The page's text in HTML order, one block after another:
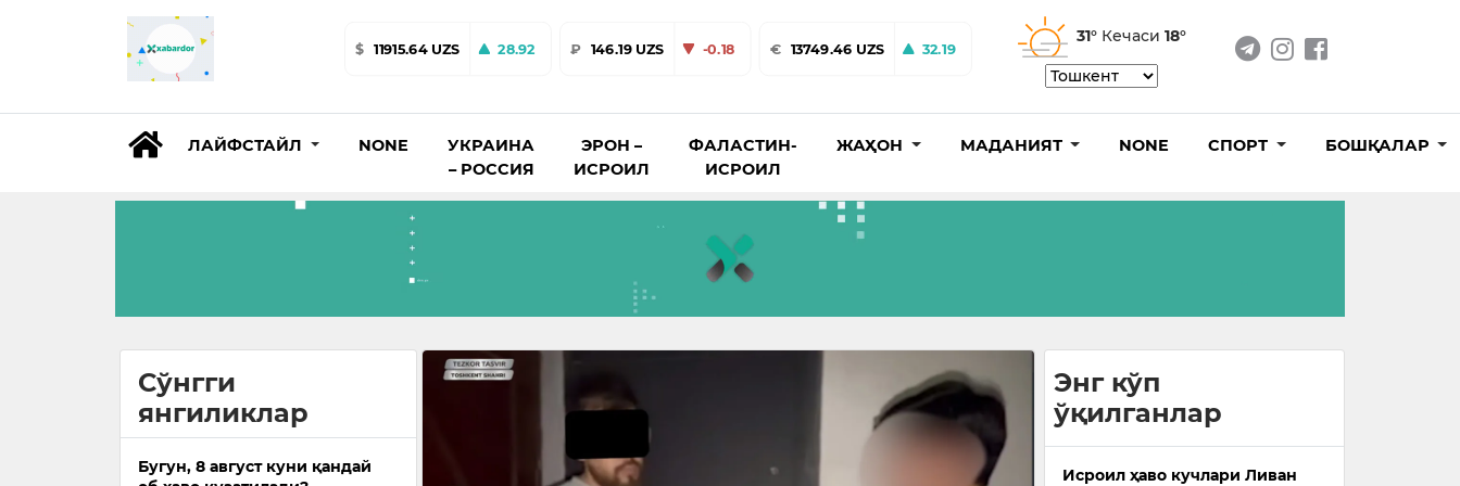
$ 11915.64 UZS 28.92 ₽ 146.19 UZS -0.18 € 13749.46 UZS 32.19
31° Кечаси 18°
ЛАЙФСТАЙЛ NONE
УКРАИНА
– РОССИЯ
ЭРОН –
ИСРОИЛ
ФАЛАСТИН-
ИСРОИЛ
ЖАҲОН МАДАНИЯТ NONE СПОРТ БОШҚАЛАР
Сўнгги
янгиликлар
Бугун, 8 август куни қандай
Энг кўп
ўқилганлар
Исроил ҳаво кучлари Ливан